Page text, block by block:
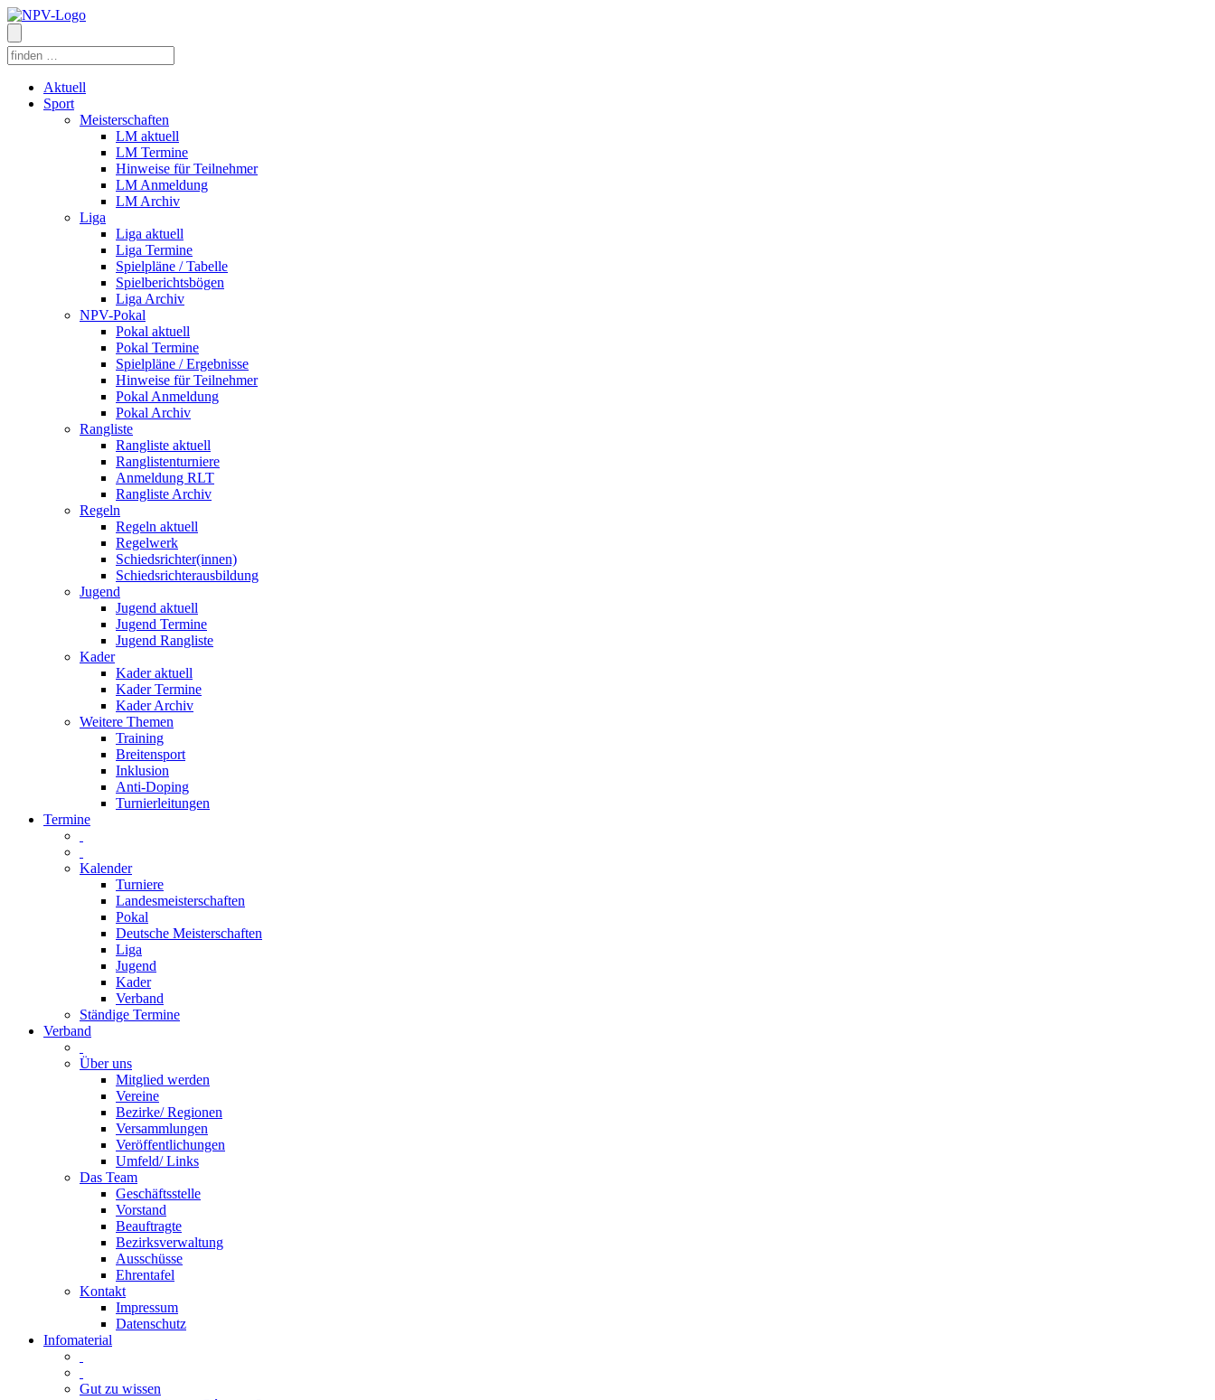
Aktuell
Sport
Meisterschaften
LM aktuell
LM Termine
Hinweise für Teilnehmer
LM Anmeldung
LM Archiv
Liga
Liga aktuell
Liga Termine
Spielpläne / Tabelle
Spielberichtsbögen
Liga Archiv
NPV-Pokal
Pokal aktuell
Pokal Termine
Spielpläne / Ergebnisse
Hinweise für Teilnehmer
Pokal Anmeldung
Pokal Archiv
Rangliste
Rangliste aktuell
Ranglistenturniere
Anmeldung RLT
Rangliste Archiv
Regeln
Regeln aktuell
Regelwerk
Schiedsrichter(innen)
Schiedsrichterausbildung
Jugend
Jugend aktuell
Jugend Termine
Jugend Rangliste
Kader
Kader aktuell
Kader Termine
Kader Archiv
Weitere Themen
Training
Breitensport
Inklusion
Anti-Doping
Turnierleitungen
Termine
Kalender
Turniere
Landesmeisterschaften
Pokal
Deutsche Meisterschaften
Liga
Jugend
Kader
Verband
Ständige Termine
Verband
Über uns
Mitglied werden
Vereine
Bezirke/ Regionen
Versammlungen
Veröffentlichungen
Umfeld/ Links
Das Team
Geschäftsstelle
Vorstand
Beauftragte
Bezirksverwaltung
Ausschüsse
Ehrentafel
Kontakt
Impressum
Datenschutz
Infomaterial
Gut zu wissen